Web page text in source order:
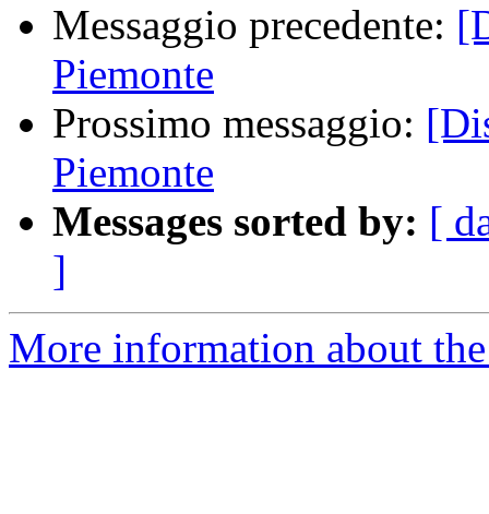
Messaggio precedente:
Piemonte
Prossimo messaggio:
Piemonte
Messages sorted by: [
]
More information about